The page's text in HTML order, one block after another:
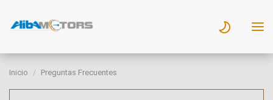
Inicio Preguntas Frecuentes